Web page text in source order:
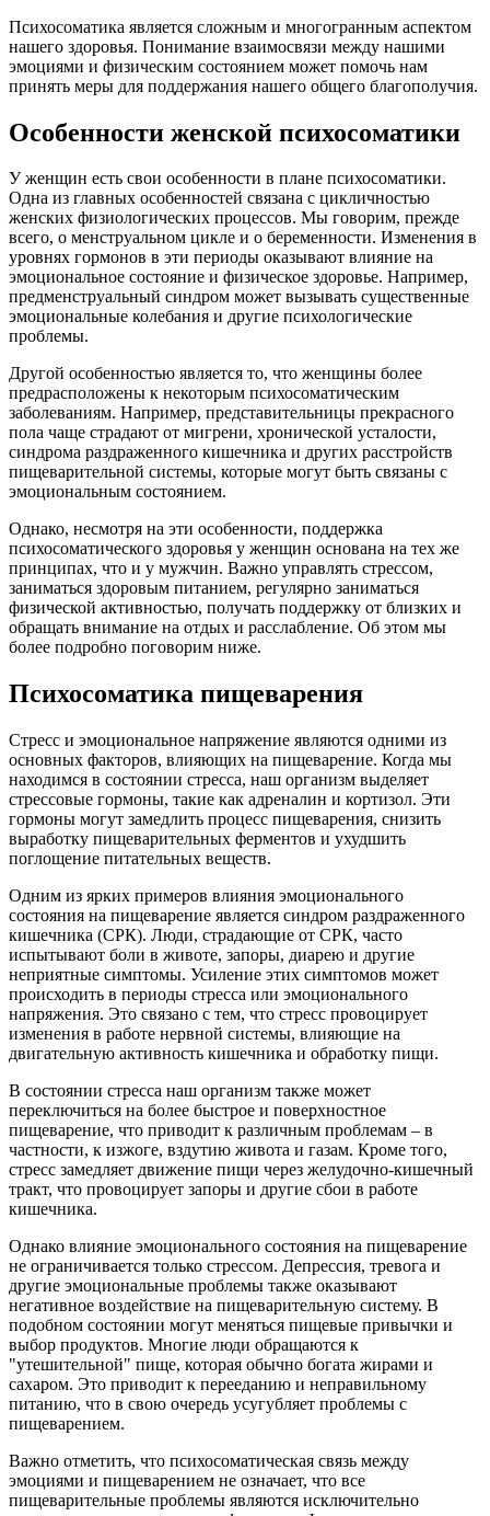
Психосоматика является сложным и многогранным аспектом
нашего здоровья. Понимание взаимосвязи между нашими
эмоциями и физическим состоянием может помочь нам
принять меры для поддержания нашего общего благополучия.
Особенности женской психосоматики
У женщин есть свои особенности в плане психосоматики.
Одна из главных особенностей связана с цикличностью
женских физиологических процессов. Мы говорим, прежде
всего, о менструальном цикле и о беременности. Изменения в
уровнях гормонов в эти периоды оказывают влияние на
эмоциональное состояние и физическое здоровье. Например,
предменструальный синдром может вызывать существенные
эмоциональные колебания и другие психологические
проблемы.
Другой особенностью является то, что женщины более
предрасположены к некоторым психосоматическим
заболеваниям. Например, представительницы прекрасного
пола чаще страдают от мигрени, хронической усталости,
синдрома раздраженного кишечника и других расстройств
пищеварительной системы, которые могут быть связаны с
эмоциональным состоянием.
Однако, несмотря на эти особенности, поддержка
психосоматического здоровья у женщин основана на тех же
принципах, что и у мужчин. Важно управлять стрессом,
заниматься здоровым питанием, регулярно заниматься
физической активностью, получать поддержку от близких и
обращать внимание на отдых и расслабление. Об этом мы
более подробно поговорим ниже.
Психосоматика пищеварения
Стресс и эмоциональное напряжение являются одними из
основных факторов, влияющих на пищеварение. Когда мы
находимся в состоянии стресса, наш организм выделяет
стрессовые гормоны, такие как адреналин и кортизол. Эти
гормоны могут замедлить процесс пищеварения, снизить
выработку пищеварительных ферментов и ухудшить
поглощение питательных веществ.
Одним из ярких примеров влияния эмоционального
состояния на пищеварение является синдром раздраженного
кишечника (СРК). Люди, страдающие от СРК, часто
испытывают боли в животе, запоры, диарею и другие
неприятные симптомы. Усиление этих симптомов может
происходить в периоды стресса или эмоционального
напряжения. Это связано с тем, что стресс провоцирует
изменения в работе нервной системы, влияющие на
двигательную активность кишечника и обработку пищи.
В состоянии стресса наш организм также может
переключиться на более быстрое и поверхностное
пищеварение, что приводит к различным проблемам – в
частности, к изжоге, вздутию живота и газам. Кроме того,
стресс замедляет движение пищи через желудочно-кишечный
тракт, что провоцирует запоры и другие сбои в работе
кишечника.
Однако влияние эмоционального состояния на пищеварение
не ограничивается только стрессом. Депрессия, тревога и
другие эмоциональные проблемы также оказывают
негативное воздействие на пищеварительную систему. В
подобном состоянии могут меняться пищевые привычки и
выбор продуктов. Многие люди обращаются к
"утешительной" пище, которая обычно богата жирами и
сахаром. Это приводит к перееданию и неправильному
питанию, что в свою очередь усугубляет проблемы с
пищеварением.
Важно отметить, что психосоматическая связь между
эмоциями и пищеварением не означает, что все
пищеварительные проблемы являются исключительно